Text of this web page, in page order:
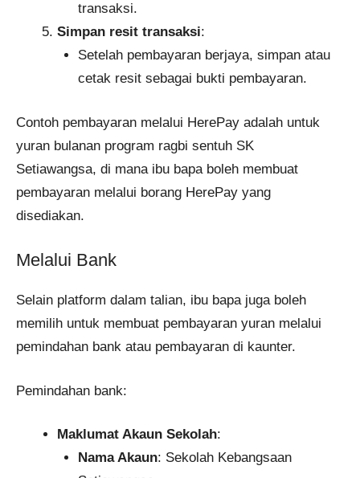
transaksi.​
Simpan resit transaksi:​
Setelah pembayaran berjaya, simpan atau
cetak resit sebagai bukti pembayaran.​
Contoh pembayaran melalui HerePay adalah untuk
yuran bulanan program ragbi sentuh SK
Setiawangsa, di mana ibu bapa boleh membuat
pembayaran melalui borang HerePay yang
disediakan. ​
Melalui Bank
Selain platform dalam talian, ibu bapa juga boleh
memilih untuk membuat pembayaran yuran melalui
pemindahan bank atau pembayaran di kaunter.​
Pemindahan bank:
Maklumat Akaun Sekolah:
Nama Akaun: Sekolah Kebangsaan